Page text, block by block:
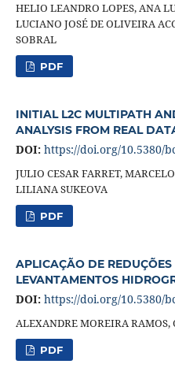
HELIO LEANDRO LOPES, ANA
LUCIANO JOSÉ DE OLIVEIRA
SOBRAL
PDF
INITIAL L2C MULTIPATH
ANALYSIS FROM REAL
DOI: https://doi.org/10.5380/
JULIO CESAR FARRET,
LILIANA SUKEOVA
PDF
APLICAÇÃO DE
LEVANTAMENTOS
DOI: https://doi.org/10.5380/
ALEXANDRE MOREIRA RAMOS,
PDF